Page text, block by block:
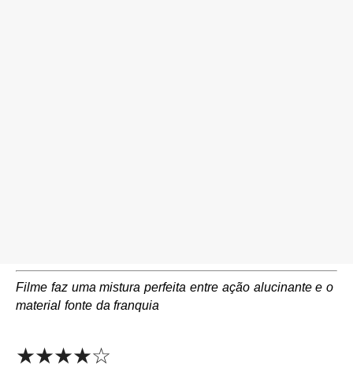
Filme faz uma mistura perfeita entre ação alucinante e o
material fonte da franquia
★★★★☆